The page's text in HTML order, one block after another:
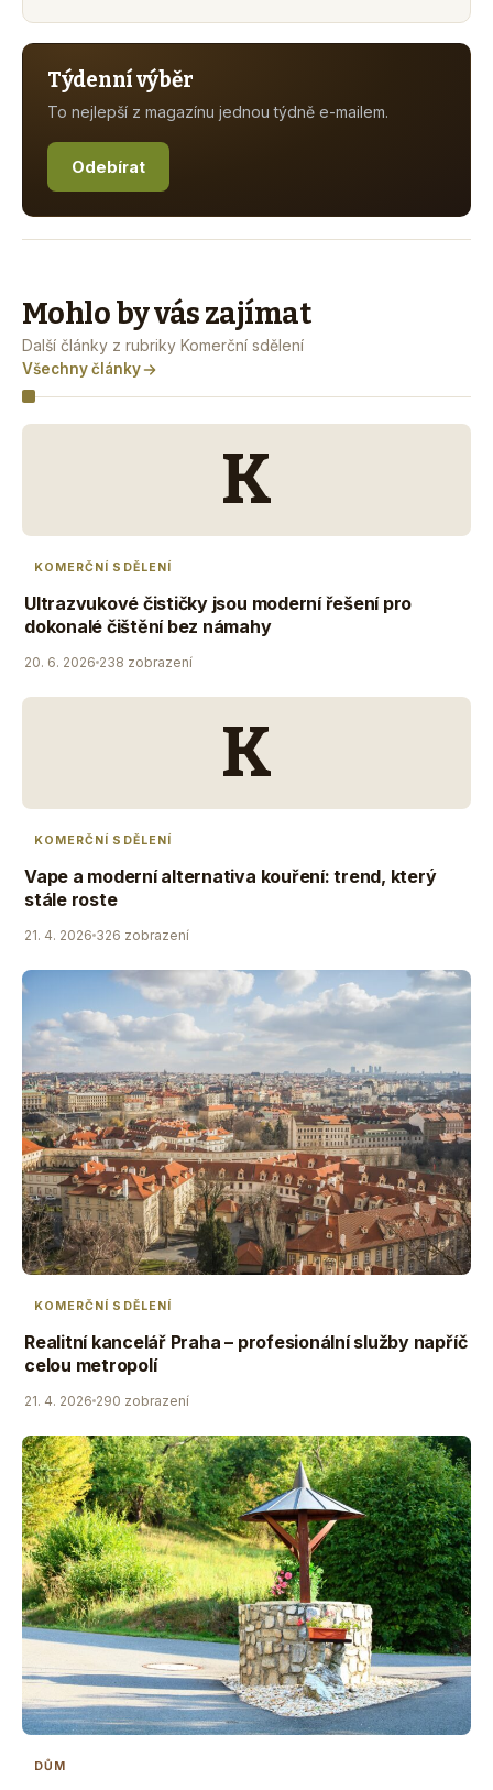
Týdenní výběr
To nejlepší z magazínu jednou týdně e-mailem.
Odebírat
Mohlo by vás zajímat
Další články z rubriky Komerční sdělení
Všechny články
K
KOMERČNÍ SDĚLENÍ
Ultrazvukové čističky jsou moderní řešení pro
dokonalé čištění bez námahy
20. 6. 2026 238 zobrazení
K
KOMERČNÍ SDĚLENÍ
Vape a moderní alternativa kouření: trend, který
stále roste
21. 4. 2026 326 zobrazení
KOMERČNÍ SDĚLENÍ
Realitní kancelář Praha – profesionální služby napříč
celou metropolí
21. 4. 2026 290 zobrazení
DŮM